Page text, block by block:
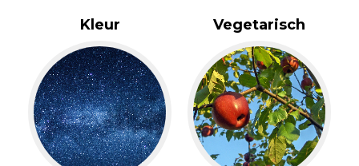
Kleur Vegetarisch